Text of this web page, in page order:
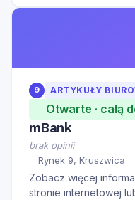
9 ARTYKUŁY
Otwarte · całą
mBank
brak opinii
Rynek 9, Kruszwica
Zobacz więcej
stronie internetowej